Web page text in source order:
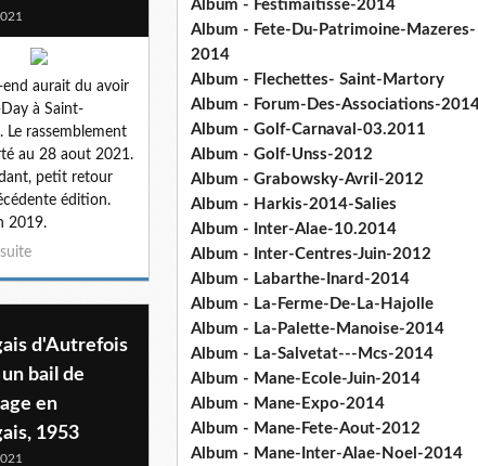
end aurait du avoir
à Saint-
Le rassemblement
au 28 aout 2021.
petit retour
édition.
2019.
d'Autrefois
bail de
en
1953
Album - Festimaitisse-2014
Album - Fete-Du-Patrimoine-Mazeres-
2014
Album - Flechettes- Saint-Martory
Album - Forum-Des-Associations-
Album - Golf-Carnaval-03.2011
Album - Golf-Unss-2012
Album - Grabowsky-Avril-2012
Album - Harkis-2014-Salies
Album - Inter-Alae-10.2014
Album - Inter-Centres-Juin-2012
Album - Labarthe-Inard-2014
Album - La-Ferme-De-La-Hajolle
Album - La-Palette-Manoise-2014
Album - La-Salvetat---Mcs-2014
Album - Mane-Ecole-Juin-2014
Album - Mane-Expo-2014
Album - Mane-Fete-Aout-2012
Album - Mane-Inter-Alae-Noel-2014